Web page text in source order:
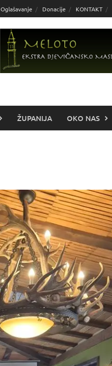
Oglašavanje Donacije KONTAKT
ŽUPANIJA OKO NAS